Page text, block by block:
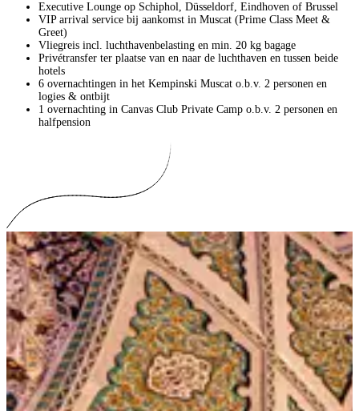
Executive Lounge op Schiphol, Düsseldorf, Eindhoven of Brussel
VIP arrival service bij aankomst in Muscat (Prime Class Meet &
Greet)
Vliegreis incl. luchthavenbelasting en min. 20 kg bagage
Privétransfer ter plaatse van en naar de luchthaven en tussen beide
hotels
6 overnachtingen in het Kempinski Muscat o.b.v. 2 personen en
logies & ontbijt
1 overnachting in Canvas Club Private Camp o.b.v. 2 personen en
halfpension